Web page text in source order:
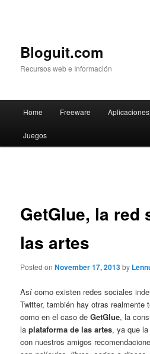
Bloguit.com
Recursos web e Información
Skip
to
Home Freeware
Juegos
GetGlue, la red
las artes
Posted onNovember 17, 2013by
Así como existen redes sociales
Twitter, también hay otras realmente
como en el caso deGetGlue, la
laplataforma de las artes, ya que
con nuestros amigos